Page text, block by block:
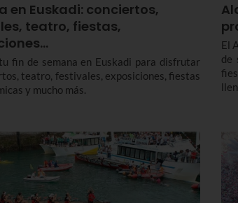
en Euskadi: conciertos,
teatro, fiestas,
fin de semana en Euskadi para disfrutar
teatro, festivales, exposiciones, fiestas
y mucho más.
El
de